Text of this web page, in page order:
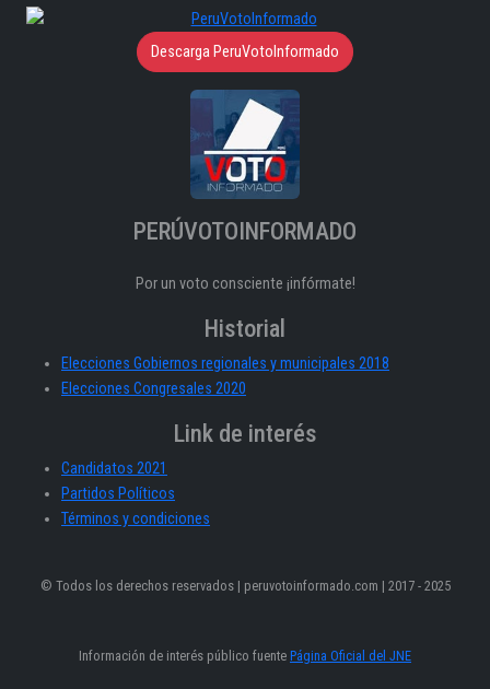
Descarga PeruVotoInformado
PERÚVOTOINFORMADO
Por un voto consciente ¡infórmate!
Historial
Elecciones Gobiernos regionales y municipales 2018
Elecciones Congresales 2020
Link de interés
Candidatos 2021
Partidos Políticos
Términos y condiciones
© Todos los derechos reservados | peruvotoinformado.com | 2017 - 2025
Información de interés público fuente Página Oficial del JNE